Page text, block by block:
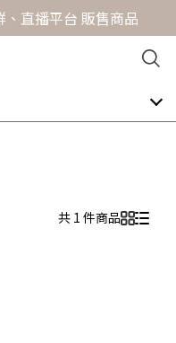
直播平台 販售商品
共 1 件商品